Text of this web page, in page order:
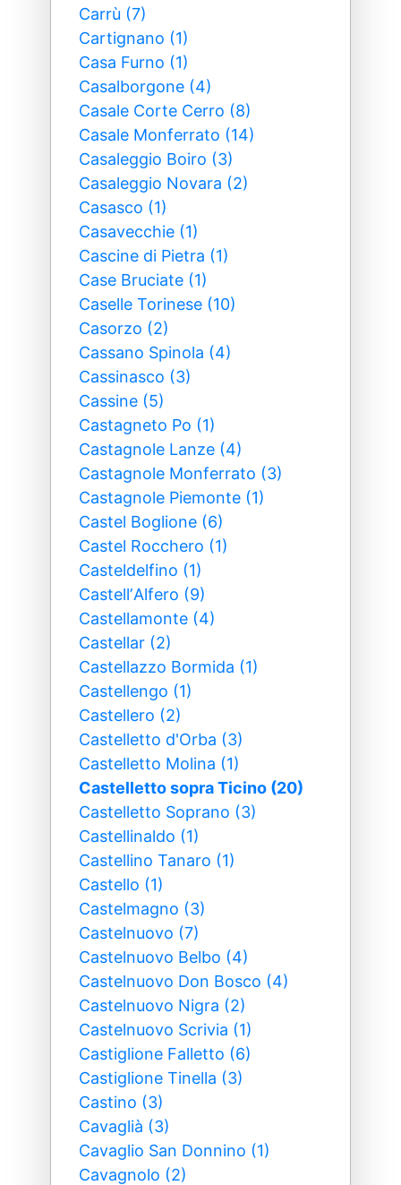
Carrù (7)
Cartignano (1)
Casa Furno (1)
Casalborgone (4)
Casale Corte Cerro (8)
Casale Monferrato (14)
Casaleggio Boiro (3)
Casaleggio Novara (2)
Casasco (1)
Casavecchie (1)
Cascine di Pietra (1)
Case Bruciate (1)
Caselle Torinese (10)
Casorzo (2)
Cassano Spinola (4)
Cassinasco (3)
Cassine (5)
Castagneto Po (1)
Castagnole Lanze (4)
Castagnole Monferrato (3)
Castagnole Piemonte (1)
Castel Boglione (6)
Castel Rocchero (1)
Casteldelfino (1)
CastellʼAlfero (9)
Castellamonte (4)
Castellar (2)
Castellazzo Bormida (1)
Castellengo (1)
Castellero (2)
Castelletto d'Orba (3)
Castelletto Molina (1)
Castelletto sopra Ticino (20)
Castelletto Soprano (3)
Castellinaldo (1)
Castellino Tanaro (1)
Castello (1)
Castelmagno (3)
Castelnuovo (7)
Castelnuovo Belbo (4)
Castelnuovo Don Bosco (4)
Castelnuovo Nigra (2)
Castelnuovo Scrivia (1)
Castiglione Falletto (6)
Castiglione Tinella (3)
Castino (3)
Cavaglià (3)
Cavaglio San Donnino (1)
Cavagnolo (2)